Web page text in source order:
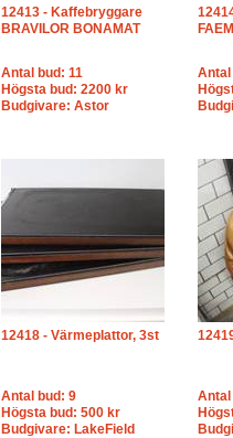
12413 - Kaffebryggare
BRAVILOR BONAMAT
Antal bud: 11
Högsta bud: 2200 kr
Budgivare: Astor
Antal
12418 - Värmeplattor, 3st
Antal bud: 9
Högsta bud: 500 kr
Budgivare: LakeField
Antal